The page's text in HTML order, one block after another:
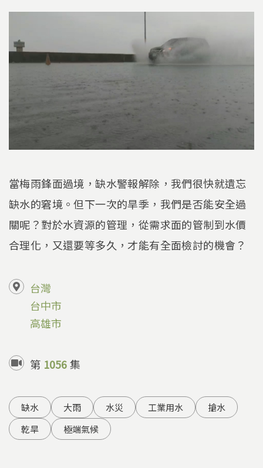
當梅雨鋒面過境，缺水警報解除，我們很快就遺忘
缺水的窘境。但下一次的旱季，我們是否能安全過
關呢？對於水資源的管理，從需求面的管制到水價
合理化，又還要等多久，才能有全面檢討的機會？
台灣
台中市
高雄市
第 1056集
缺水 大雨 水災 工業用水
搶水
乾旱
極端氣候